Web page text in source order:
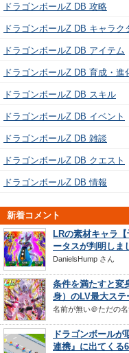
ドラゴンボールZ DB 攻略
ドラゴンボールZ DB キャラク
ドラゴンボールZ DB アイテム
ドラゴンボールZ DB 育成・進
ドラゴンボールZ DB スキル
ドラゴンボールZ DB イベント
ドラゴンボールZ DB 雑談
ドラゴンボールZ DB クエスト
ドラゴンボールZ DB 情報
新着コメント
LRの素材キャラ
ータスが判明しま
DanielsHump さん
条件を満たすと変
身）のLV最大ステ
名前が無い＠ただの
ドラゴンボール
連携』に出てくる